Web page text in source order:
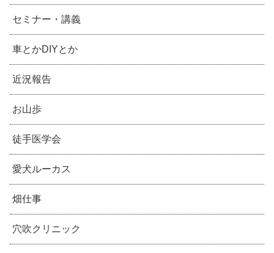
セミナー・講義
車とかDIYとか
近況報告
お山歩
徒手医学会
愛犬ルーカス
畑仕事
穴吹クリニック